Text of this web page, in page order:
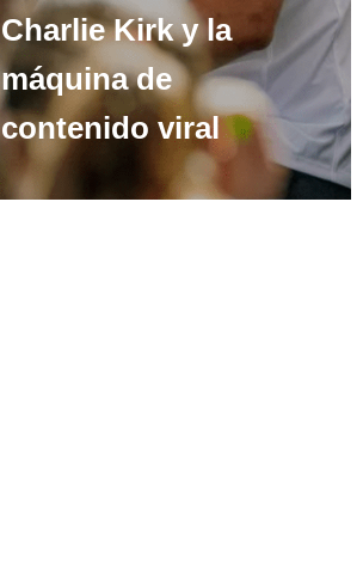
Charlie Kirk y la
máquina de
contenido viral